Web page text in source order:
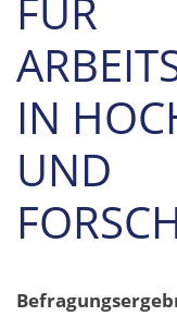
FÜR
IN
UND